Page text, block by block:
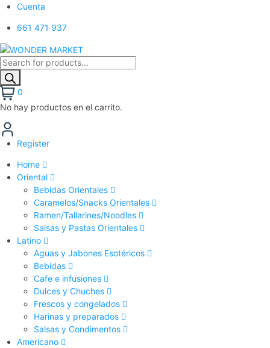
Cuenta
661 471 937
0
No hay productos en el carrito.
Register
Home
Oriental
Bebidas Orientales
Caramelos/Snacks Orientales
Ramen/Tallarines/Noodles
Salsas y Pastas Orientales
Latino
Aguas y Jabones Esotéricos
Bebidas
Cafe e infusiones
Dulces y Chuches
Frescos y congelados
Harinas y preparados
Salsas y Condimentos
Americano